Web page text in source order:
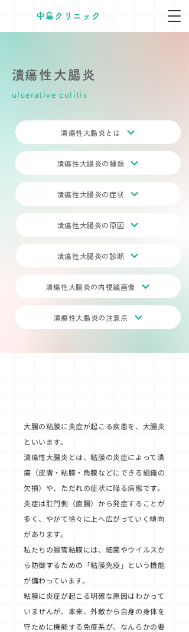
​中島クリニック
​潰瘍性大腸炎
ulcerative colitis
潰瘍性大腸炎とは
潰瘍性大腸炎の種類
潰瘍性大腸炎の症状
潰瘍性大腸炎の原因
潰瘍性大腸炎の診断
潰瘍性大腸炎の内視鏡画像
潰瘍性大腸炎の注意点
大腸の粘膜に炎症が起こる疾患を、大腸炎
といいます。
潰瘍性大腸炎とは、粘膜の炎症によって潰
瘍（皮膚・粘膜・角膜などにできる組織の
欠損）や、ただれの症状に陥る病態です。
炎症は肛門側（直腸）から発症することが
多く、やがて徐々に上へ広がっていく傾向
があります。
私たちの腸管粘膜には、細菌やウイルスか
ら防御するための「粘膜免疫」という機能
が備わっています。
粘膜に炎症が起こる明確な原因はわかって
いませんが、本来、外敵から自身の身体を
守ために機能する免疫系が、なんらかの要